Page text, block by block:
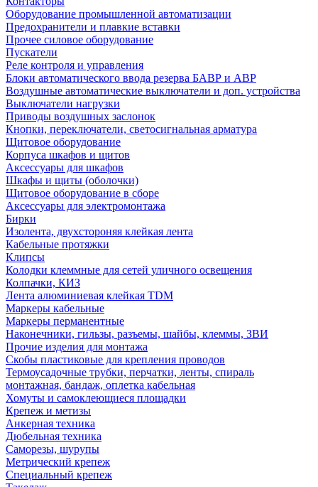
Оборудование промышленной автоматизации
Предохранители и плавкие вставки
Прочее силовое оборудование
Пускатели
Реле контроля и управления
Блоки автоматического ввода резерва БАВР и АВР
Воздушные автоматические выключатели и доп. устройства
Выключатели нагрузки
Приводы воздушных заслонок
Кнопки, переключатели, светосигнальная арматура
Щитовое оборудование
Корпуса шкафов и щитов
Аксессуары для шкафов
Шкафы и щиты (оболочки)
Щитовое оборудование в сборе
Аксессуары для электромонтажа
Бирки
Изолента, двухстороняя клейкая лента
Кабельные протяжки
Клипсы
Колодки клеммные для сетей уличного освещения
Колпачки, КИЗ
Лента алюминиевая клейкая TDM
Маркеры кабельные
Маркеры перманентные
Наконечники, гильзы, разъемы, шайбы, клеммы, ЗВИ
Прочие изделия для монтажа
Скобы пластиковые для крепления проводов
Термоусадочные трубки, перчатки, ленты, спираль
монтажная, бандаж, оплетка кабельная
Хомуты и самоклеющиеся площадки
Крепеж и метизы
Анкерная техника
Дюбельная техника
Саморезы, шурупы
Метрический крепеж
Специальный крепеж